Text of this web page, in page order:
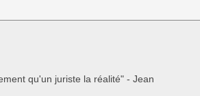
qu'un juriste la réalité" - Jean